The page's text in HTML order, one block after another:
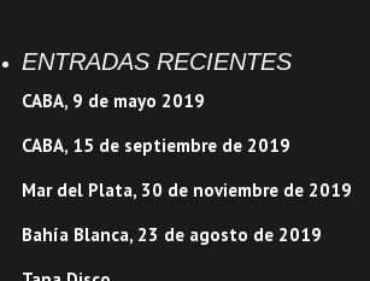
ENTRADAS RECIENTES
CABA, 9 de mayo 2019
CABA, 15 de septiembre de 2019
Mar del Plata, 30 de noviembre de 2019
Bahía Blanca, 23 de agosto de 2019